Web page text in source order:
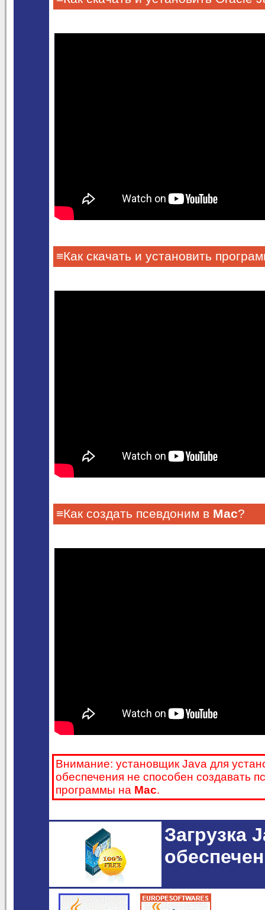
≡Как скачать и установить
≡Как создать псевдоним в Mac?
Внимание: установщик Java для
обеспечения не способен создавать
программы на Mac.
Загрузка